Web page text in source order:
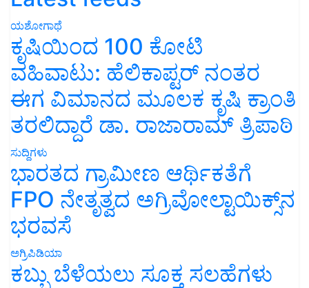
ಯಶೋಗಾಥೆ
ಕೃಷಿಯಿಂದ 100 ಕೋಟಿ
ವಹಿವಾಟು: ಹೆಲಿಕಾಪ್ಟರ್ ನಂತರ
ಈಗ ವಿಮಾನದ ಮೂಲಕ ಕೃಷಿ ಕ್ರಾಂತಿ
ತರಲಿದ್ದಾರೆ ಡಾ. ರಾಜಾರಾಮ್ ತ್ರಿಪಾಠಿ
ಸುದ್ದಿಗಳು
ಭಾರತದ ಗ್ರಾಮೀಣ ಆರ್ಥಿಕತೆಗೆ
FPO ನೇತೃತ್ವದ ಅಗ್ರಿವೋಲ್ಟಾಯಿಕ್ಸ್‌ನ
ಭರವಸೆ
ಅಗ್ರಿಪಿಡಿಯಾ
ಕಬ್ಬು ಬೆಳೆಯಲು ಸೂಕ್ತ ಸಲಹೆಗಳು